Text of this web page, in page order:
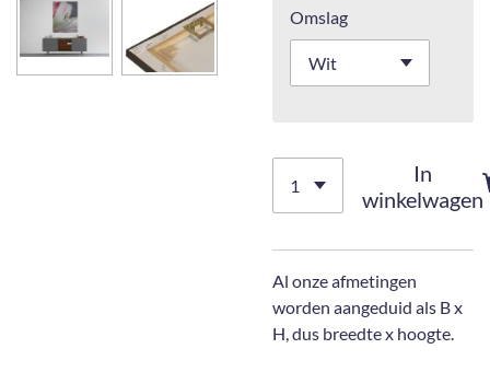
Omslag
In
winkelwagen
Al onze afmetingen
worden aangeduid als B x
H, dus breedte x hoogte.